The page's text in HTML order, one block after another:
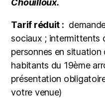
Chouilloux.
Tarif réduit :
sociaux ; intermittents
personnes en
habitants du 19ème
présentation
votre venue)